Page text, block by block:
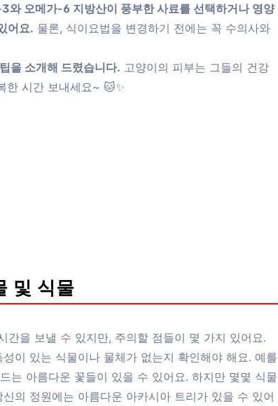
와 오메가-6 지방산이 풍부한 사료를 선택하거나 영양
어요. 물론, 식이요법을 변경하기 전에는 꼭 수의사와
을 소개해 드렸습니다. 고양이의 피부는 그들의 건강
한 시간 보내세요~ 🐱✨
및 식물
간을 보낼 수 있지만, 주의할 점들이 몇 가지 있어요.
이 있는 식물이나 물체가 없는지 확인해야 해요. 예를
는 아름다운 꽃들이 있을 수 있어요. 하지만 몇몇 식물
의 정원에는 아름다운 아카시아 트리가 있을 수 있어